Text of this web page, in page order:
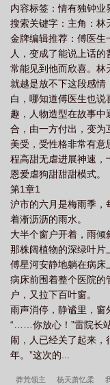
内容标签：情有独钟业
搜索关键字：主角：
金牌编辑推荐：傅医生
人，变成了能说上话
常能见到他而欣喜。林
就越是放不下这段感情
白，哪知道傅医生也
趣，人物造型在故事中
合，由一方付出，变为
美受，受性格非常有
程高甜无虐进展神速，
恩爱虐狗甜甜甜模式。
第1章1
沪市的六月是梅雨季，
着淅沥沥的雨水。
大半个窗户开着，雨倾
那株阔植物的深绿叶片
傅星河安静地躺在病床
病床前围着整个医院的
户，又拉下百叶窗。
雨声消停，静谧里，窗
“……你放心！”雷院长
闹，人已经关了起来，
年。”这次的...
莽荒领主 杨天萧忆柔